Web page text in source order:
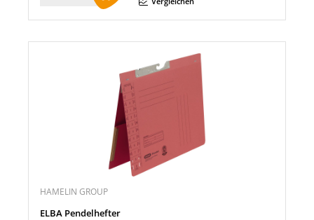
HAMELIN GROUP
ELBA Pendelhefter